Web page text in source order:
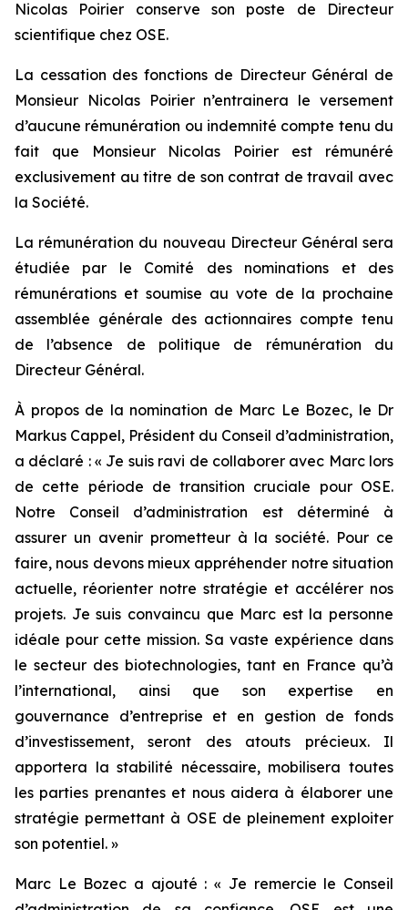
Nicolas Poirier conserve son poste de Directeur
scientifique chez OSE.
La cessation des fonctions de Directeur Général de
Monsieur Nicolas Poirier n’entrainera le versement
d’aucune rémunération ou indemnité compte tenu du
fait que Monsieur Nicolas Poirier est rémunéré
exclusivement au titre de son contrat de travail avec
la Société.
La rémunération du nouveau Directeur Général sera
étudiée par le Comité des nominations et des
rémunérations et soumise au vote de la prochaine
assemblée générale des actionnaires compte tenu
de l’absence de politique de rémunération du
Directeur Général.
À propos de la nomination de Marc Le Bozec, le Dr
Markus Cappel, Président du Conseil d’administration,
a déclaré : « Je suis ravi de collaborer avec Marc lors
de cette période de transition cruciale pour OSE.
Notre Conseil d’administration est déterminé à
assurer un avenir prometteur à la société. Pour ce
faire, nous devons mieux appréhender notre situation
actuelle, réorienter notre stratégie et accélérer nos
projets. Je suis convaincu que Marc est la personne
idéale pour cette mission. Sa vaste expérience dans
le secteur des biotechnologies, tant en France qu’à
l’international, ainsi que son expertise en
gouvernance d’entreprise et en gestion de fonds
d’investissement, seront des atouts précieux. Il
apportera la stabilité nécessaire, mobilisera toutes
les parties prenantes et nous aidera à élaborer une
stratégie permettant à OSE de pleinement exploiter
son potentiel. »
Marc Le Bozec a ajouté : « Je remercie le Conseil